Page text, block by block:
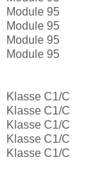
Module 95
Module 95
Module 95
Module 95
Klasse C1/C
Klasse C1/C
Klasse C1/C
Klasse C1/C
Klasse C1/C